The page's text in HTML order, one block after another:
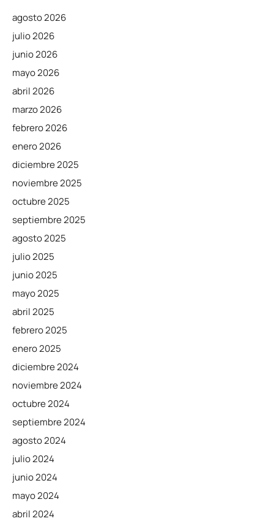
agosto 2026
julio 2026
junio 2026
mayo 2026
abril 2026
marzo 2026
febrero 2026
enero 2026
diciembre 2025
noviembre 2025
octubre 2025
septiembre 2025
agosto 2025
julio 2025
junio 2025
mayo 2025
abril 2025
febrero 2025
enero 2025
diciembre 2024
noviembre 2024
octubre 2024
septiembre 2024
agosto 2024
julio 2024
junio 2024
mayo 2024
abril 2024